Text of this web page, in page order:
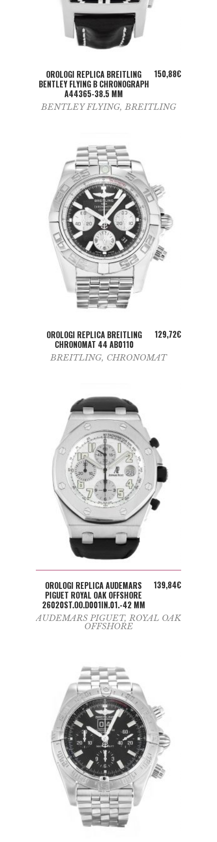
ADD TO CART
OROLOGI REPLICA BREITLING
BENTLEY FLYING B CHRONOGRAPH
A44365-38.5 MM
150,88€
BENTLEY FLYING,BREITLING
ADD TO CART
OROLOGI REPLICA BREITLING
CHRONOMAT 44 AB0110
129,72€
BREITLING, CHRONOMAT
ADD TO CART
OROLOGI REPLICA AUDEMARS
PIGUET ROYAL OAK OFFSHORE
26020ST.OO.D001IN.01.-42 MM
139,84€
AUDEMARS PIGUET, ROYAL OAK
OFFSHORE